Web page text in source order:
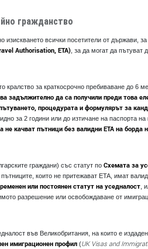
гражданство
изискването всички посетители от държави,
Authorisation, ETA) , за да могат да пътуват
кралство за краткосрочно пребиваване до 6
задължително да са получили преди това
процедурата и формулярът за
за 2 години или до изтичане на паспорта
качват пътници без валидни ETA на борда
граждани) със статут по Схемата за
пътниците, които не притежават ETA, имат
или постоянен статут на уседналост ,
разрешение или освобождаване от
във Великобритания, на които е
имиграционен профил (UK Visas and